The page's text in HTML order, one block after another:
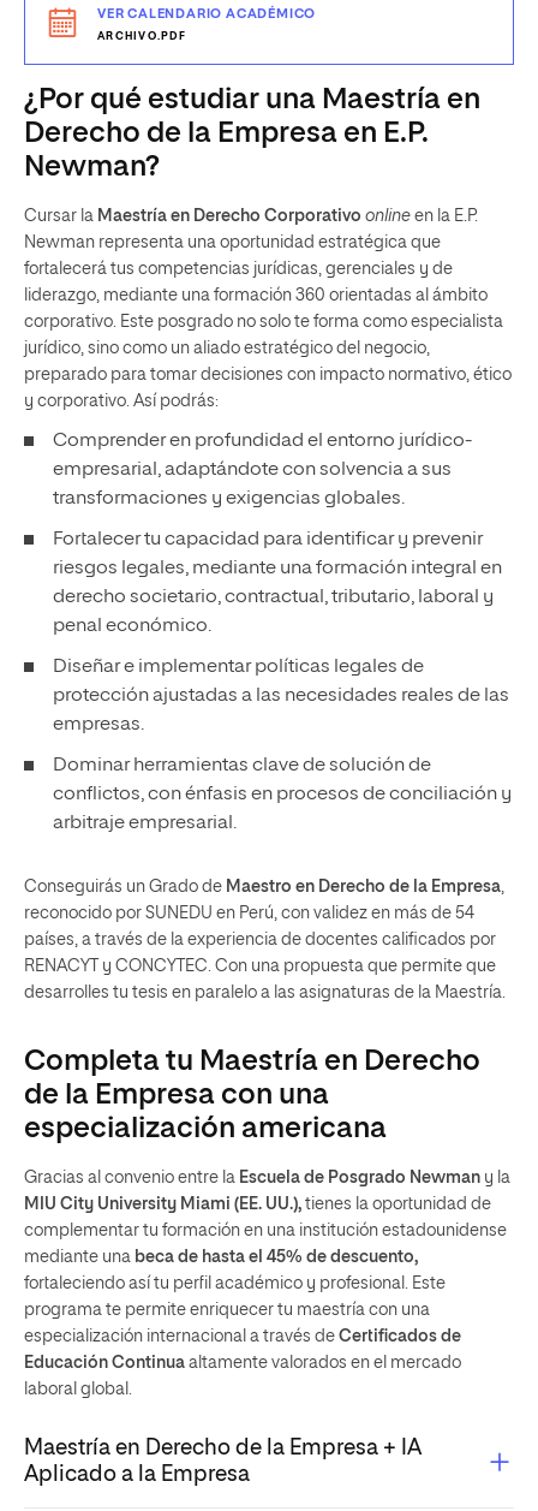
VER CALENDARIO ACADÉMICO
ARCHIVO.PDF
¿Por qué estudiar una Maestría en
Derecho de la Empresa en E.P.
Newman?
Cursar la Maestría en Derecho Corporativo online en la E.P.
Newman representa una oportunidad estratégica que
fortalecerá tus competencias jurídicas, gerenciales y de
liderazgo, mediante una formación 360 orientadas al ámbito
corporativo. Este posgrado no solo te forma como especialista
jurídico, sino como un aliado estratégico del negocio,
preparado para tomar decisiones con impacto normativo, ético
y corporativo. Así podrás:
Comprender en profundidad el entorno jurídico-
empresarial, adaptándote con solvencia a sus
transformaciones y exigencias globales.
Fortalecer tu capacidad para identificar y prevenir
riesgos legales, mediante una formación integral en
derecho societario, contractual, tributario, laboral y
penal económico.
Diseñar e implementar políticas legales de
protección ajustadas a las necesidades reales de las
empresas.
Dominar herramientas clave de solución de
conflictos, con énfasis en procesos de conciliación y
arbitraje empresarial.
Conseguirás un Grado de Maestro en Derecho de la Empresa,
reconocido por SUNEDU en Perú, con validez en más de 54
países, a través de la experiencia de docentes calificados por
RENACYT y CONCYTEC. Con una propuesta que permite que
desarrolles tu tesis en paralelo a las asignaturas de la Maestría.
Completa tu Maestría en Derecho
de la Empresa con una
especialización americana
Gracias al convenio entre la Escuela de Posgrado Newman y la
MIU City University Miami (EE. UU.), tienes la oportunidad de
complementar tu formación en una institución estadounidense
mediante una beca de hasta el 45% de descuento,
fortaleciendo así tu perfil académico y profesional. Este
programa te permite enriquecer tu maestría con una
especialización internacional a través de Certificados de
Educación Continua altamente valorados en el mercado
laboral global.
Maestría en Derecho de la Empresa + IA
Aplicado a la Empresa